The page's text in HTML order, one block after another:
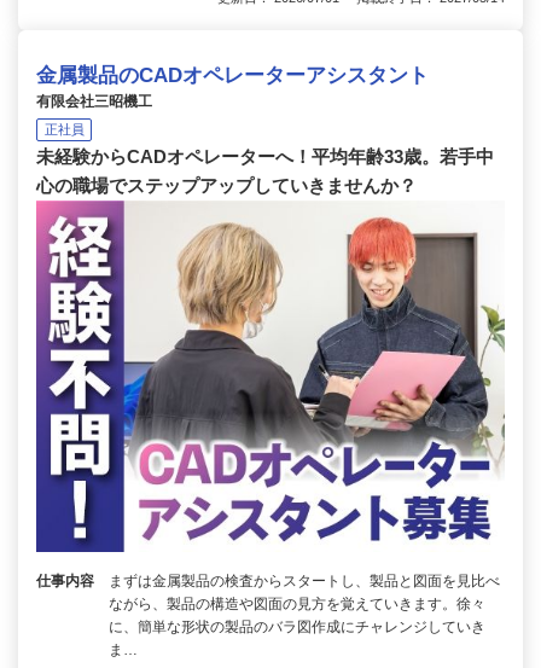
金属製品のCADオペレーターアシスタント
有限会社三昭機工
正社員
未経験からCADオペレーターへ！平均年齢33歳。若手中
心の職場でステップアップしていきませんか？
仕事内容
まずは金属製品の検査からスタートし、製品と図面を見比べ
ながら、製品の構造や図面の見方を覚えていきます。徐々
に、簡単な形状の製品のバラ図作成にチャレンジしていき
ま…